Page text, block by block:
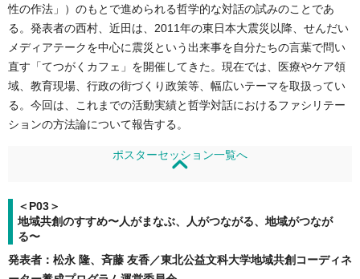
性の作法」）のもとで進められる哲学的な対話の試みのことであ
る。発表者の西村、近田は、2011年の東日本大震災以降、せんだい
メディアテークを中心に震災という出来事を自分たちの言葉で問い
直す「てつがくカフェ」を開催してきた。現在では、医療やケア領
域、教育現場、行政の街づくり政策等、幅広いテーマを取扱ってい
る。今回は、これまでの活動実績と哲学対話におけるファシリテー
ションの方法論について報告する。
ポスターセッション一覧へ
＜P03＞
地域共創のすすめ〜人がまなぶ、人がつながる、地域がつなが
る〜
発表者：松永 隆、斉藤 友香／東北公益文科大学地域共創コーディネ